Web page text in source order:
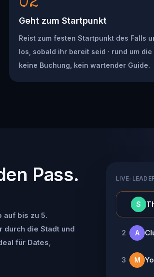
Geht zum Startpunkt
Reist zum festen Startpunkt des Falls
los, sobald ihr bereit seid · rund um die
keine Buchung, kein wartender Guide.
Pass.
auf bis zu 5.
die Stadt und
für Dates,
LIVE-
S
2 A
3 M